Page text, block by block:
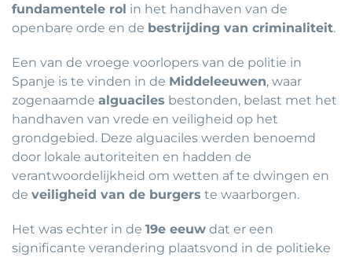
fundamentele rol in het handhaven van de
openbare orde en de bestrijding van criminaliteit.
Een van de vroege voorlopers van de politie in
Spanje is te vinden in de Middeleeuwen, waar
zogenaamde alguaciles bestonden, belast met het
handhaven van vrede en veiligheid op het
grondgebied. Deze alguaciles werden benoemd
door lokale autoriteiten en hadden de
verantwoordelijkheid om wetten af ​​te dwingen en
de veiligheid van de burgers te waarborgen.
Het was echter in de 19e eeuw dat er een
significante verandering plaatsvond in de politieke